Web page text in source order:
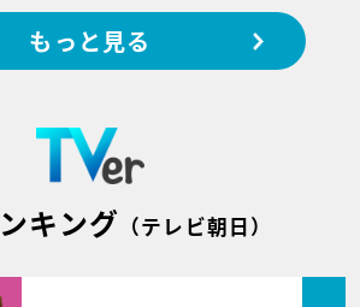
もっと見る
キング （テレビ朝日）